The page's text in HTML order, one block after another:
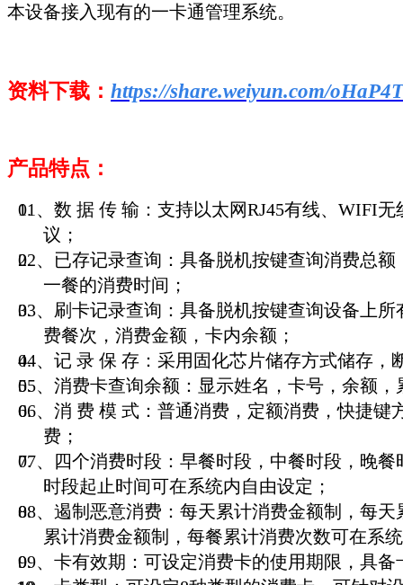
本设备接入现有的一卡通管理系统。
资料下载： https://share.weiyun.com/
产品特点：
01、数 据 传 输：支持以太网RJ45有线、WIFI
议；
02、已存记录查询：具备脱机按键查询消费总
一餐的消费时间；
03、刷卡记录查询：具备脱机按键查询设备上
费餐次，消费金额，卡内余额；
04、记 录 保 存：采用固化芯片储存方式储存，
05、消费卡查询余额：显示姓名，卡号，余额
06、消 费 模 式：普通消费，定额消费，快捷键
费；
07、四个消费时段：早餐时段，中餐时段，晚
时段起止时间可在系统内自由设定；
08、遏制恶意消费：每天累计消费金额制，每
累计消费金额制，每餐累计消费次数可在系
09、卡有效期：可设定消费卡的使用期限，具